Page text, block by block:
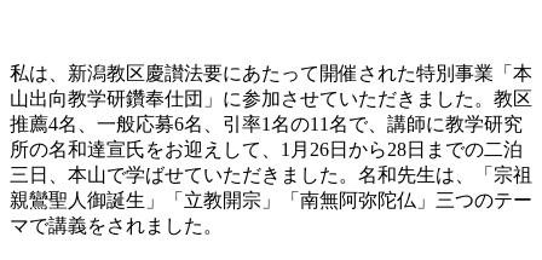
私は、新潟教区慶讃法要にあたって開催された特別事業「本
山出向教学研鑽奉仕団」に参加させていただきました。教区
推薦4名、一般応募6名、引率1名の11名で、講師に教学研究
所の名和達宣氏をお迎えして、1月26日から28日までの二泊
三日、本山で学ばせていただきました。名和先生は、「宗祖
親鸞聖人御誕生」「立教開宗」「南無阿弥陀仏」三つのテー
マで講義をされました。